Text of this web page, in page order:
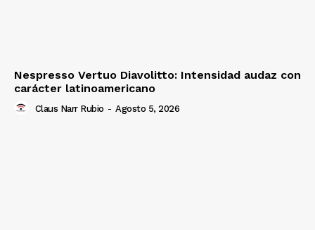
Nespresso Vertuo Diavolitto: Intensidad audaz con
carácter latinoamericano
Claus Narr Rubio - Agosto 5, 2026